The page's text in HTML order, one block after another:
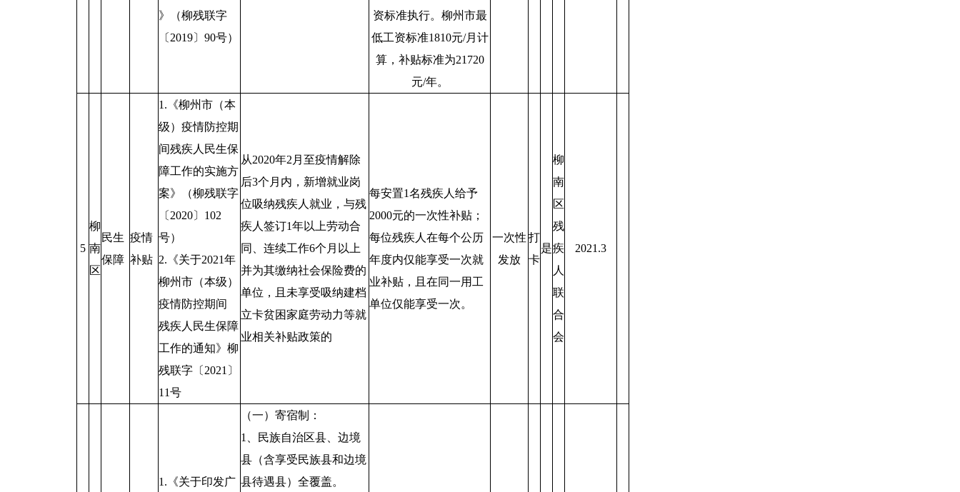
》（柳残联字
〔2019〕90号）
资标准执行。柳州市最
低工资标准1810元/月计
算，补贴标准为21720
元/年。
5
柳
南
区
民生
保障
疫情
补贴
1.《柳州市（本
级）疫情防控期
间残疾人民生保
障工作的实施方
案》（柳残联字
〔2020〕102
号）
2.《关于2021年
柳州市（本级）
疫情防控期间
残疾人民生保障
工作的通知》柳
残联字〔2021〕
11号
从2020年2月至疫情解除
后3个月内，新增就业岗
位吸纳残疾人就业，与残
疾人签订1年以上劳动合
同、连续工作6个月以上
并为其缴纳社会保险费的
单位，且未享受吸纳建档
立卡贫困家庭劳动力等就
业相关补贴政策的
每安置1名残疾人给予
2000元的一次性补贴；
每位残疾人在每个公历
年度内仅能享受一次就
业补贴，且在同一用工
单位仅能享受一次。
一次性
发放
打
卡
是
柳
南
区
残
疾
人
联
合
会
2021.3
1.《关于印发广
（一）寄宿制：
1、民族自治区县、边境
县（含享受民族县和边境
县待遇县）全覆盖。